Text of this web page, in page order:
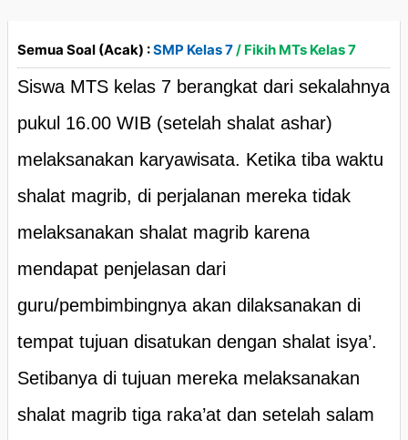
Semua Soal (Acak) :SMP Kelas 7/ Fikih MTs Kelas 7
Siswa MTS kelas 7 berangkat dari sekalahnya
pukul 16.00 WIB (setelah shalat ashar)
melaksanakan karyawisata. Ketika tiba waktu
shalat magrib, di perjalanan mereka tidak
melaksanakan shalat magrib karena
mendapat penjelasan dari
guru/pembimbingnya akan dilaksanakan di
tempat tujuan disatukan dengan shalat isya’.
Setibanya di tujuan mereka melaksanakan
shalat magrib tiga raka’at dan setelah salam